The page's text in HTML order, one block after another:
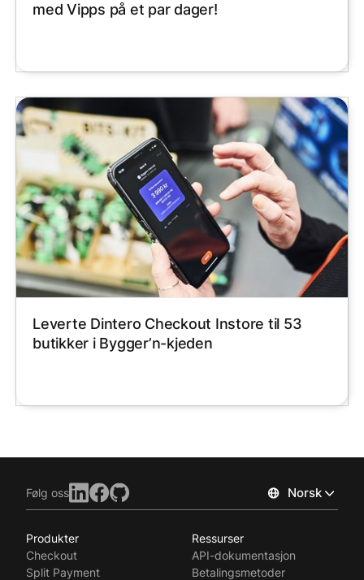
med Vipps på et par dager!
Leverte Dintero Checkout Instore til 53
butikker i Bygger’n-kjeden
Følg oss Norsk
Produkter
Checkout
Split Payment
Ressurser
API-dokumentasjon
Betalingsmetoder